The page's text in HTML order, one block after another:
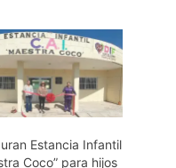
Estancia Infantil
Coco” para hijos